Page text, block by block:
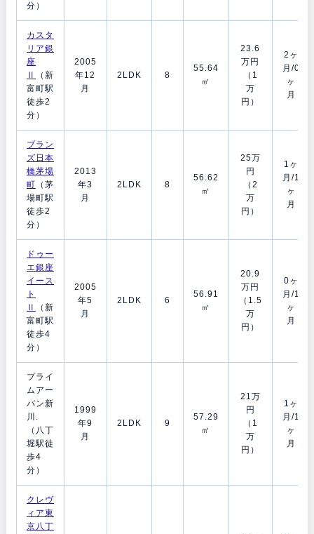
分）
カスタ
リア銀
座
Ⅱ
（新
富町駅
徒歩2
分）
2005
年12
月
2LDK 8
55.64
㎡
23.6
万円
（1
万
円）
2ヶ
月/0
ヶ
月
ブラン
ズ日本
橋茅場
町 （茅
場町駅
徒歩2
分）
2013
年3
月
2LDK 8
56.62
㎡
25万
円
（2
万
円）
1ヶ
月/1
ヶ
月
ドゥー
エ銀座
イース
ト
Ⅱ
（新
富町駅
徒歩4
分）
2005
年5
月
2LDK 6
56.91
㎡
20.9
万円
（1.5
万
円）
0ヶ
月/1
ヶ
月
プライ
ムアー
バン新
川.
（八丁
堀駅徒
歩4
分）
1999
年9
月
2LDK 9
57.29
㎡
21万
円
（1
万
円）
1ヶ
月/1
ヶ
月
クレヴ
ィア東
京八丁